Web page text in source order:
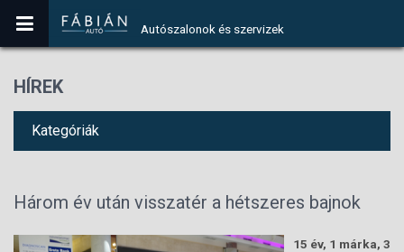
Autószalonok és szervizek
HÍREK
Kategóriák
Három év után visszatér a hétszeres bajnok
15 év, 1 márka, 3